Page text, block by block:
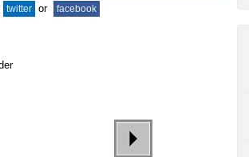
twitter or facebook